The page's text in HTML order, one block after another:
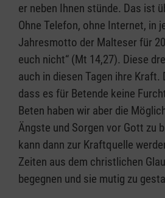
er neben Ihnen stünde. Das ist
Ohne Telefon, ohne Internet, in
Jahresmotto der Malteser für
euch nicht“ (Mt 14,27). Diese
auch in diesen Tagen ihre Kraft.
dass es für Betende keine
Beten haben wir aber die
Ängste und Sorgen vor Gott zu
kann dann zur Kraftquelle
Zeiten aus dem christlichen
begegnen und sie mutig zu